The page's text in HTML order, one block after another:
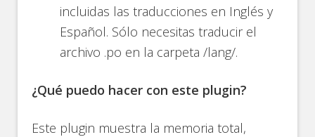
incluidas las traducciones en Inglés y
Español. Sólo necesitas traducir el
archivo .po en la carpeta /lang/.
¿Qué puedo hacer con este plugin?
Este plugin muestra la memoria total,